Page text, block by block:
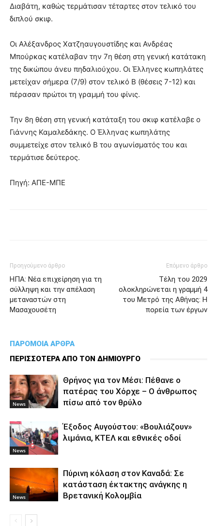
Διαβάτη, καθώς τερμάτισαν τέταρτες στον τελικό του
διπλού σκιφ.
Οι Αλέξανδρος Χατζηαυγουστίδης και Ανδρέας
Μπούρκας κατέλαβαν την 7η θέση στη γενική κατάτακη
της δικώπου άνευ πηδαλιούχου. Οι Έλληνες κωπηλάτες
μετείχαν σήμερα (7/9) στον τελικό Β (θέσεις 7-12) και
πέρασαν πρώτοι τη γραμμή του φίνις.
Την 8η θέση στη γενική κατάταξη του σκιφ κατέλαβε ο
Γιάννης Καμαλεδάκης. Ο Έλληνας κωπηλάτης
συμμετείχε στον τελικό Β του αγωνίσματός του και
τερμάτισε δεύτερος.
Πηγή: ΑΠΕ-ΜΠΕ
Προηγούμενο άρθρο
ΗΠΑ: Νέα επιχείρηση για τη
σύλληψη και την απέλαση
μεταναστών στη
Μασαχουσέτη
Επόμενο άρθρο
Τέλη του 2029
ολοκληρώνεται η γραμμή 4
του Μετρό της Αθήνας: Η
πορεία των έργων
ΠΑΡΟΜΟΙΑ ΑΡΘΡΑ
ΠΕΡΙΣΣΟΤΕΡΑ ΑΠΟ ΤΟΝ ΔΗΜΙΟΥΡΓΟ
News
Θρήνος για τον Μέσι: Πέθανε ο
πατέρας του Χόρχε – Ο άνθρωπος
πίσω από τον θρύλο
News
Έξοδος Αυγούστου: «Βουλιάζουν»
λιμάνια, ΚΤΕΛ και εθνικές οδοί
News
Πύρινη κόλαση στον Καναδά: Σε
κατάσταση έκτακτης ανάγκης η
Βρετανική Κολομβία